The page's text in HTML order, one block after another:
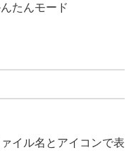
たんモード
イル名とアイコンで表